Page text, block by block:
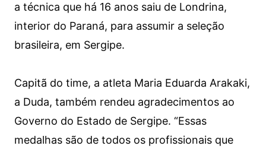
a técnica que há 16 anos saiu de Londrina,
interior do Paraná, para assumir a seleção
brasileira, em Sergipe.
Capitã do time, a atleta Maria Eduarda Arakaki,
a Duda, também rendeu agradecimentos ao
Governo do Estado de Sergipe. “Essas
medalhas são de todos os profissionais que